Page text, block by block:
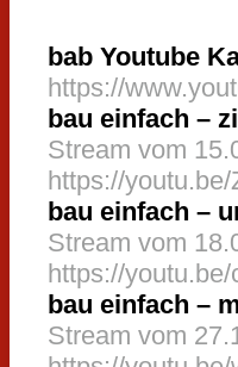
bab Youtube
https://
bau einfach –
Stream vom
https://
bau einfach –
Stream vom
https://
bau einfach –
Stream vom